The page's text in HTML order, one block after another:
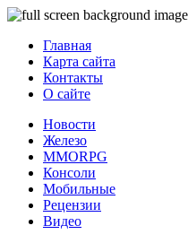
Главная
Карта сайта
Контакты
О сайте
Новости
Железо
MMORPG
Консоли
Мобильные
Рецензии
Видео